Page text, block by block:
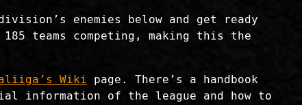
enemies below and get ready
teams competing, making this the
Wiki page. There’s a handbook
of the league and how to